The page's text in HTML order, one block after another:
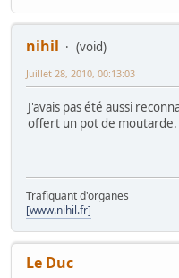
nihil
(void)
Juillet 28, 2010, 00:13:03
J'avais pas été aussi
offert un pot de moutarde.
Trafiquant d'organes
[www.nihil.fr]
Le Duc